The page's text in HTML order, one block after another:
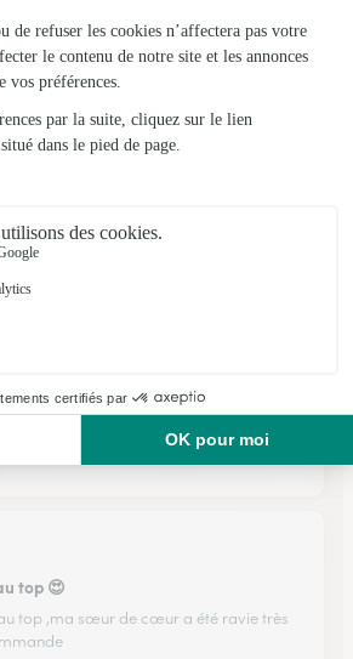
Chevannes
top 😍
top ,ma sœur de cœur a été ravie très